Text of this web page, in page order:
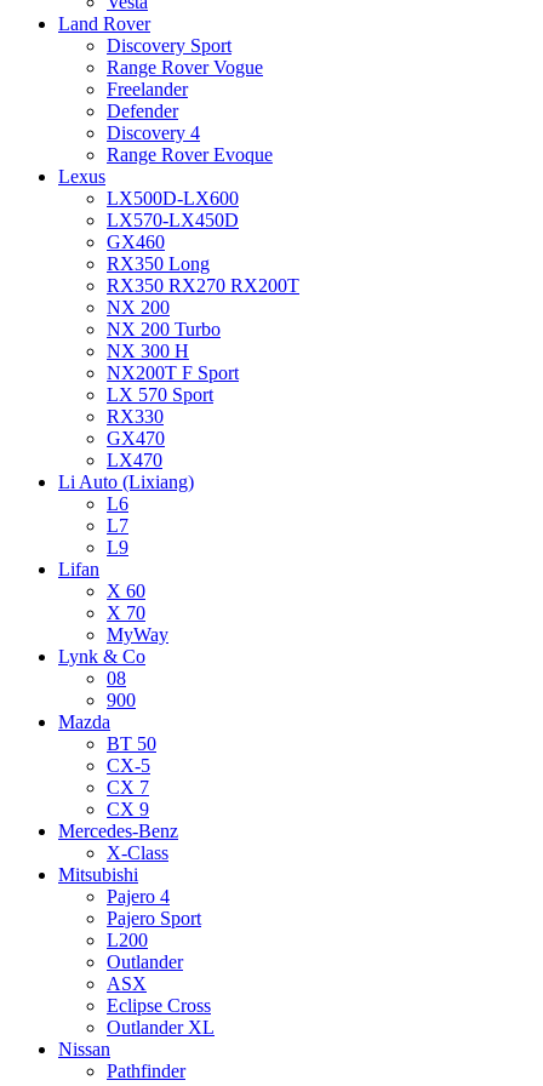
Land Rover
Discovery Sport
Range Rover Vogue
Freelander
Defender
Discovery 4
Range Rover Evoque
Lexus
LX500D-LX600
LX570-LX450D
GX460
RX350 Long
RX350 RX270 RX200T
NX 200
NX 200 Turbo
NX 300 H
NX200T F Sport
LX 570 Sport
RX330
GX470
LX470
Li Auto (Lixiang)
L6
L7
L9
Lifan
X 60
X 70
MyWay
Lynk & Co
08
900
Mazda
BT 50
CX-5
CX 7
CX 9
Mercedes-Benz
X-Class
Mitsubishi
Pajero 4
Pajero Sport
L200
Outlander
ASX
Eclipse Cross
Outlander XL
Nissan
Pathfinder